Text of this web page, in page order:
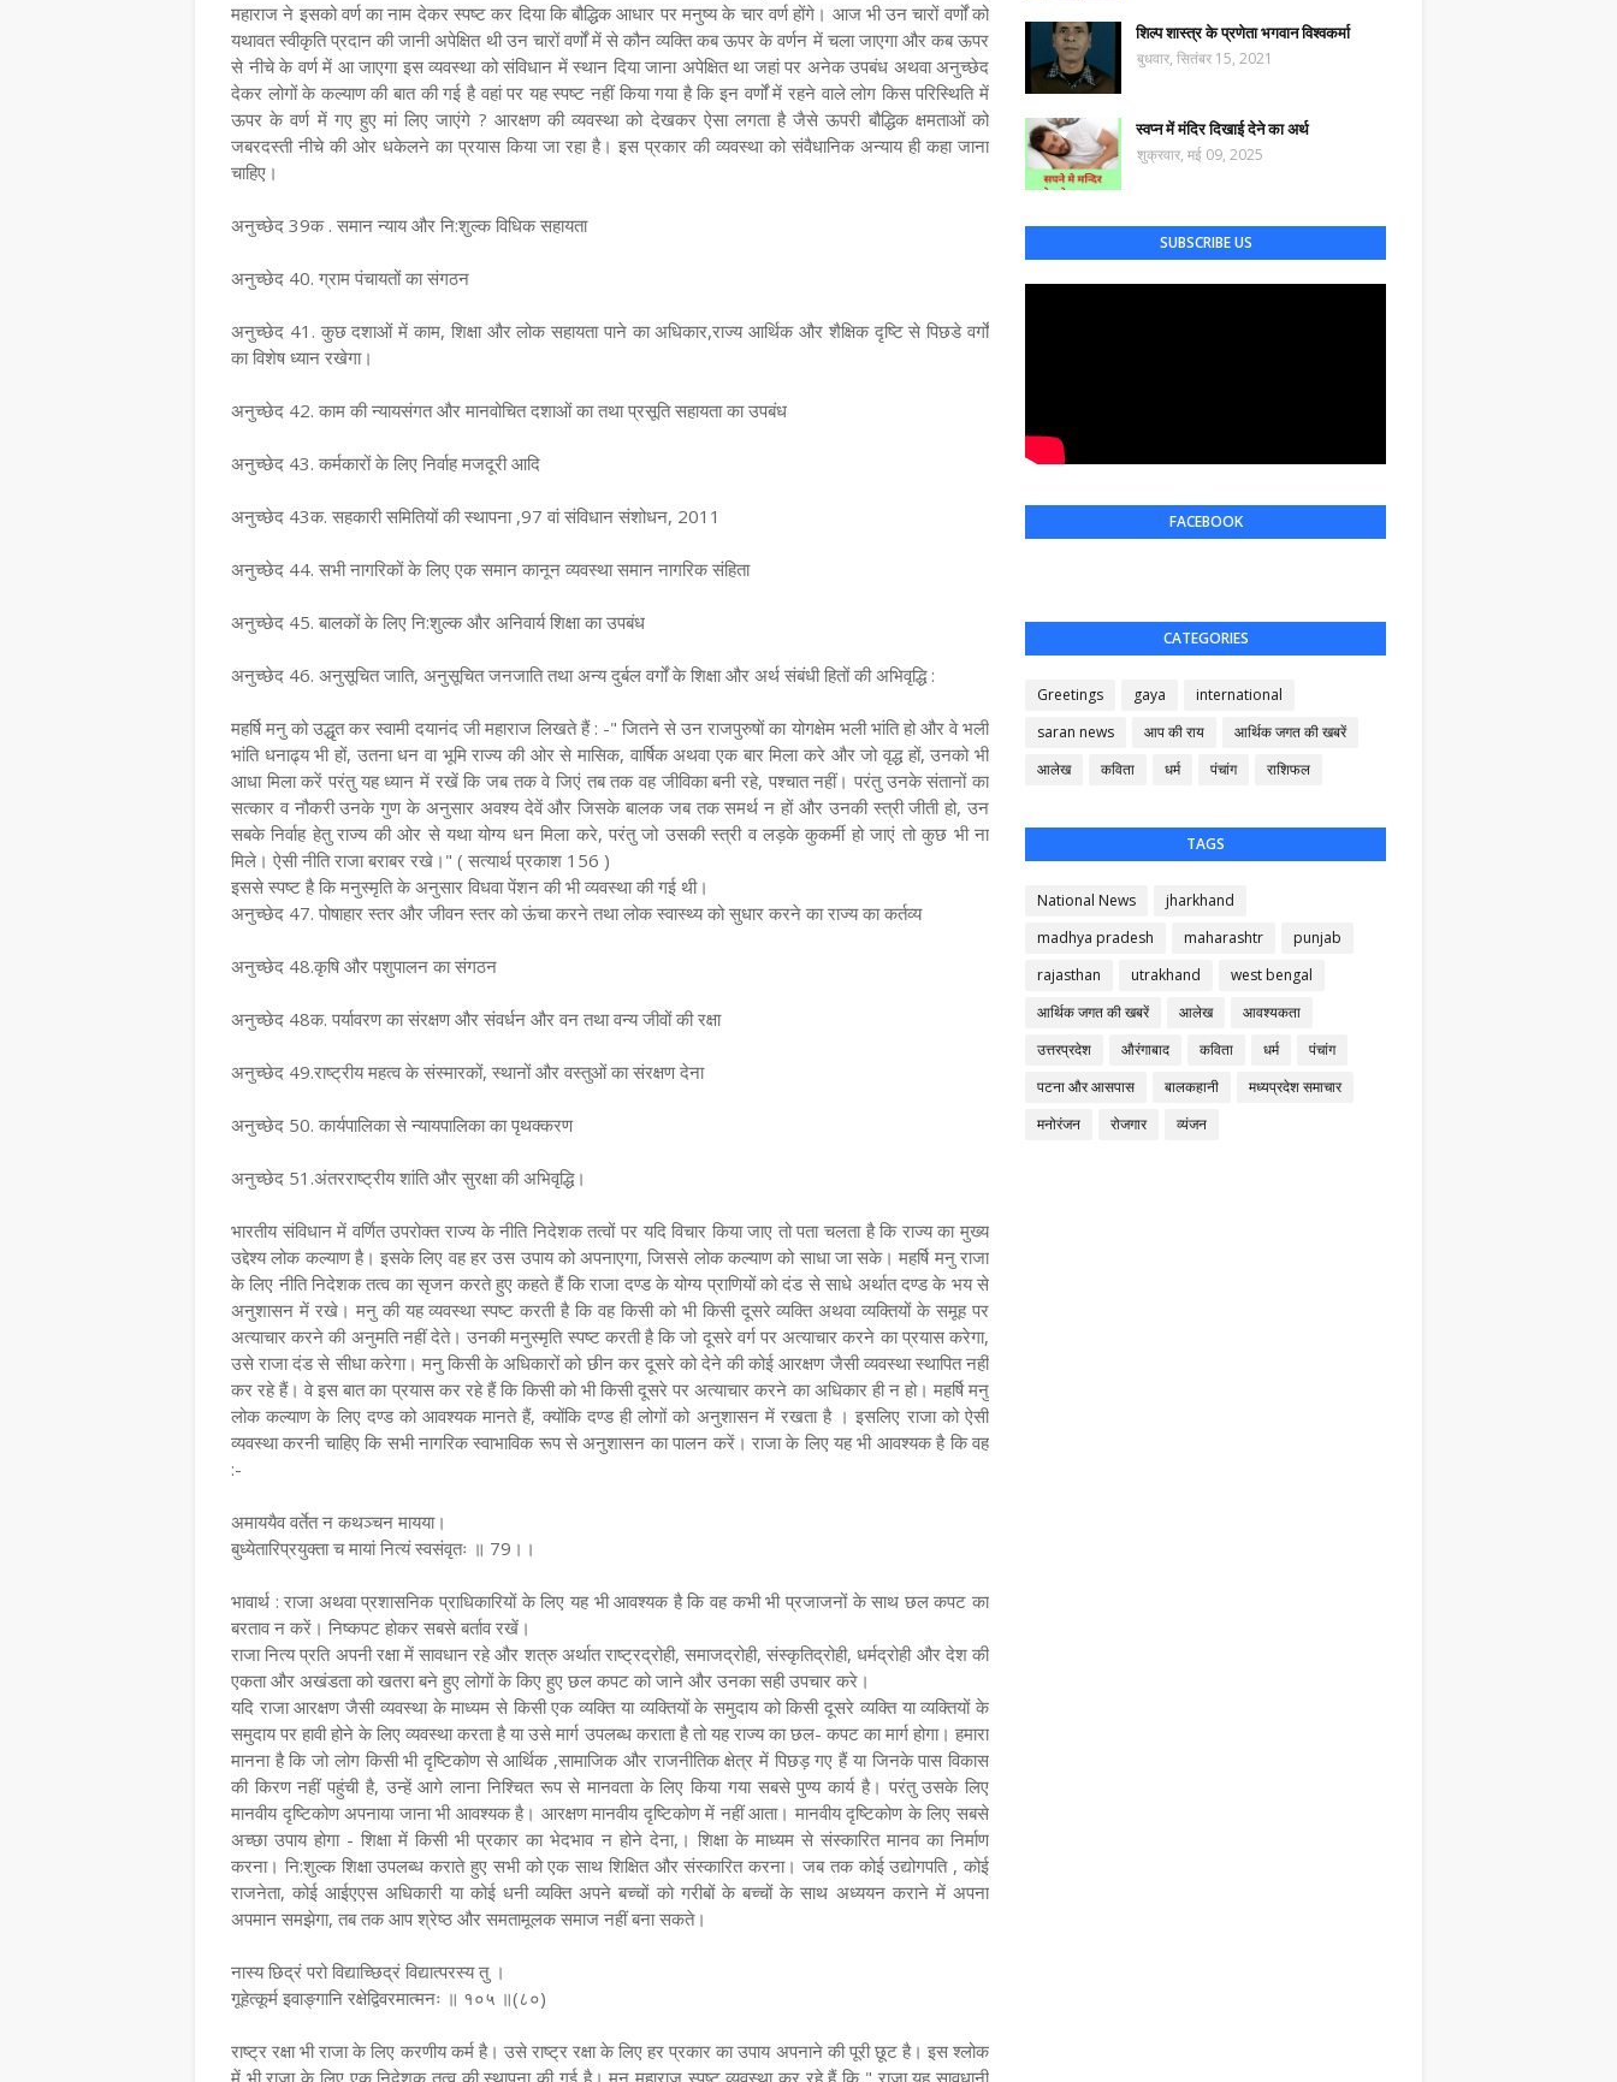
महाराज ने इसको वर्ण का नाम देकर स्पष्ट कर दिया कि बौद्धिक आधार पर मनुष्य के चार वर्ण होंगे। आज भी उन चारों वर्णों को
यथावत स्वीकृति प्रदान की जानी अपेक्षित थी उन चारों वर्णों में से कौन व्यक्ति कब ऊपर के वर्णन में चला जाएगा और कब ऊपर
से नीचे के वर्ण में आ जाएगा इस व्यवस्था को संविधान में स्थान दिया जाना अपेक्षित था जहां पर अनेक उपबंध अथवा अनुच्छेद
देकर लोगों के कल्याण की बात की गई है वहां पर यह स्पष्ट नहीं किया गया है कि इन वर्णों में रहने वाले लोग किस परिस्थिति में
ऊपर के वर्ण में गए हुए मां लिए जाएंगे ? आरक्षण की व्यवस्था को देखकर ऐसा लगता है जैसे ऊपरी बौद्धिक क्षमताओं को
जबरदस्ती नीचे की ओर धकेलने का प्रयास किया जा रहा है। इस प्रकार की व्यवस्था को संवैधानिक अन्याय ही कहा जाना
चाहिए।
अनुच्छेद 39क . समान न्‍याय और नि:शुल्‍क विधिक सहायता
अनुच्छेद 40. ग्राम पंचायतों का संगठन
अनुच्छेद 41. कुछ दशाओं में काम, शिक्षा और लोक सहायता पाने का अधिकार,राज्य आर्थिक और शैक्षिक दृष्टि से पिछडे वर्गों
का विशेष ध्यान रखेगा।
अनुच्छेद 42. काम की न्‍यायसंगत और मानवोचित दशाओं का तथा प्रसूति सहायता का उपबंध
अनुच्छेद 43. कर्मकारों के लिए निर्वाह मजदूरी आदि
अनुच्छेद 43क. सहकारी समितियों की स्थापना ,97 वां संविधान संशोधन, 2011
अनुच्छेद 44. सभी नागरिकों के लिए एक समान कानून व्यवस्था समान नागरिक संहिता
अनुच्छेद 45. बालकों के लिए नि:शुल्‍क और अनिवार्य शिक्षा का उपबंध
अनुच्छेद 46. अनुसूचित जाति, अनुसूचित जनजाति तथा अन्‍य दुर्बल वर्गों के शिक्षा और अर्थ संबंधी हितों की अभिवृद्धि :
महर्षि मनु को उद्धृत कर स्वामी दयानंद जी महाराज लिखते हैं : -" जितने से उन राजपुरुषों का योगक्षेम भली भांति हो और वे भली
भांति धनाढ्य भी हों, उतना धन वा भूमि राज्य की ओर से मासिक, वार्षिक अथवा एक बार मिला करे और जो वृद्ध हों, उनको भी
आधा मिला करें परंतु यह ध्यान में रखें कि जब तक वे जिएं तब तक वह जीविका बनी रहे, पश्चात नहीं। परंतु उनके संतानों का
सत्कार व नौकरी उनके गुण के अनुसार अवश्य देवें और जिसके बालक जब तक समर्थ न हों और उनकी स्त्री जीती हो, उन
सबके निर्वाह हेतु राज्य की ओर से यथा योग्य धन मिला करे, परंतु जो उसकी स्त्री व लड़के कुकर्मी हो जाएं तो कुछ भी ना
मिले। ऐसी नीति राजा बराबर रखे।" ( सत्यार्थ प्रकाश 156 )
इससे स्पष्ट है कि मनुस्मृति के अनुसार विधवा पेंशन की भी व्यवस्था की गई थी।
अनुच्छेद 47. पोषाहार स्‍तर और जीवन स्‍तर को ऊंचा करने तथा लोक स्‍वास्‍थ्‍य को सुधार करने का राज्‍य का कर्तव्‍य
अनुच्छेद 48.कृषि और पशुपालन का संगठन
अनुच्छेद 48क. पर्यावरण का संरक्षण और संवर्धन और वन तथा वन्‍य जीवों की रक्षा
अनुच्छेद 49.राष्‍ट्रीय महत्‍व के संस्‍मारकों, स्‍थानों और वस्‍तुओं का संरक्षण देना
अनुच्छेद 50. कार्यपालिका से न्‍यायपालिका का पृथक्‍करण
अनुच्छेद 51.अंतरराष्‍ट्रीय शांति और सुरक्षा की अभिवृद्धि।
भारतीय संविधान में वर्णित उपरोक्त राज्य के नीति निदेशक तत्वों पर यदि विचार किया जाए तो पता चलता है कि राज्य का मुख्य
उद्देश्य लोक कल्याण है। इसके लिए वह हर उस उपाय को अपनाएगा, जिससे लोक कल्याण को साधा जा सके। महर्षि मनु राजा
के लिए नीति निदेशक तत्व का सृजन करते हुए कहते हैं कि राजा दण्ड के योग्य प्राणियों को दंड से साधे अर्थात दण्ड के भय से
अनुशासन में रखे। मनु की यह व्यवस्था स्पष्ट करती है कि वह किसी को भी किसी दूसरे व्यक्ति अथवा व्यक्तियों के समूह पर
अत्याचार करने की अनुमति नहीं देते। उनकी मनुस्मृति स्पष्ट करती है कि जो दूसरे वर्ग पर अत्याचार करने का प्रयास करेगा,
उसे राजा दंड से सीधा करेगा। मनु किसी के अधिकारों को छीन कर दूसरे को देने की कोई आरक्षण जैसी व्यवस्था स्थापित नहीं
कर रहे हैं। वे इस बात का प्रयास कर रहे हैं कि किसी को भी किसी दूसरे पर अत्याचार करने का अधिकार ही न हो। महर्षि मनु
लोक कल्याण के लिए दण्ड को आवश्यक मानते हैं, क्योंकि दण्ड ही लोगों को अनुशासन में रखता है । इसलिए राजा को ऐसी
व्यवस्था करनी चाहिए कि सभी नागरिक स्वाभाविक रूप से अनुशासन का पालन करें। राजा के लिए यह भी आवश्यक है कि वह
:-
अमाययैव वर्तेत न कथञ्चन मायया।
बुध्येतारिप्रयुक्ता च मायां नित्यं स्वसंवृतः ॥ 79।।
भावार्थ : राजा अथवा प्रशासनिक प्राधिकारियों के लिए यह भी आवश्यक है कि वह कभी भी प्रजाजनों के साथ छल कपट का
बरताव न करें। निष्कपट होकर सबसे बर्ताव रखें।
राजा नित्य प्रति अपनी रक्षा में सावधान रहे और शत्रु अर्थात राष्ट्रद्रोही, समाजद्रोही, संस्कृतिद्रोही, धर्मद्रोही और देश की
एकता और अखंडता को खतरा बने हुए लोगों के किए हुए छल कपट को जाने और उनका सही उपचार करे।
यदि राजा आरक्षण जैसी व्यवस्था के माध्यम से किसी एक व्यक्ति या व्यक्तियों के समुदाय को किसी दूसरे व्यक्ति या व्यक्तियों के
समुदाय पर हावी होने के लिए व्यवस्था करता है या उसे मार्ग उपलब्ध कराता है तो यह राज्य का छल- कपट का मार्ग होगा। हमारा
मानना है कि जो लोग किसी भी दृष्टिकोण से आर्थिक ,सामाजिक और राजनीतिक क्षेत्र में पिछड़ गए हैं या जिनके पास विकास
की किरण नहीं पहुंची है, उन्हें आगे लाना निश्चित रूप से मानवता के लिए किया गया सबसे पुण्य कार्य है। परंतु उसके लिए
मानवीय दृष्टिकोण अपनाया जाना भी आवश्यक है। आरक्षण मानवीय दृष्टिकोण में नहीं आता। मानवीय दृष्टिकोण के लिए सबसे
अच्छा उपाय होगा - शिक्षा में किसी भी प्रकार का भेदभाव न होने देना,। शिक्षा के माध्यम से संस्कारित मानव का निर्माण
करना। नि:शुल्क शिक्षा उपलब्ध कराते हुए सभी को एक साथ शिक्षित और संस्कारित करना। जब तक कोई उद्योगपति , कोई
राजनेता, कोई आईएएस अधिकारी या कोई धनी व्यक्ति अपने बच्चों को गरीबों के बच्चों के साथ अध्ययन कराने में अपना
अपमान समझेगा, तब तक आप श्रेष्ठ और समतामूलक समाज नहीं बना सकते।
नास्य छिद्रं परो विद्याच्छिद्रं विद्यात्परस्य तु ।
गूहेत्कूर्म इवाङ्गानि रक्षेद्विवरमात्मनः ॥ १०५ ॥(८०)
राष्ट्र रक्षा भी राजा के लिए करणीय कर्म है। उसे राष्ट्र रक्षा के लिए हर प्रकार का उपाय अपनाने की पूरी छूट है। इस श्लोक
में भी राजा के लिए एक निदेशक तत्व की स्थापना की गई है। मनु महाराज स्पष्ट व्यवस्था कर रहे हैं कि " राजा यह सावधानी
शिल्प शास्त्र के प्रणेता भगवान विश्वकर्मा
बुधवार, सितंबर 15, 2021
स्वप्न में मंदिर दिखाई देने का अर्थ
शुक्रवार, मई 09, 2025
SUBSCRIBE US
FACEBOOK
CATEGORIES
Greetings gaya
international
saran news
आप की राय
आर्थिक जगत की खबरें
आलेख
कविता धर्म पंचांग राशिफल
TAGS
National News
jharkhand
madhya pradesh
maharashtr
punjab
rajasthan
utrakhand
west bengal
आर्थिक जगत की खबरें
आलेख
आवश्यकता
उत्तरप्रदेश
औरंगाबाद कविता धर्म
पंचांग
पटना और आसपास
बालकहानी
मध्यप्रदेश समाचार
मनोरंजन
रोजगार व्यंजन